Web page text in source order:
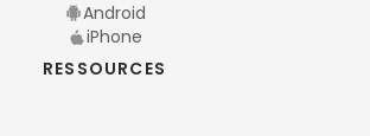
Android
iPhone
RESSOURCES